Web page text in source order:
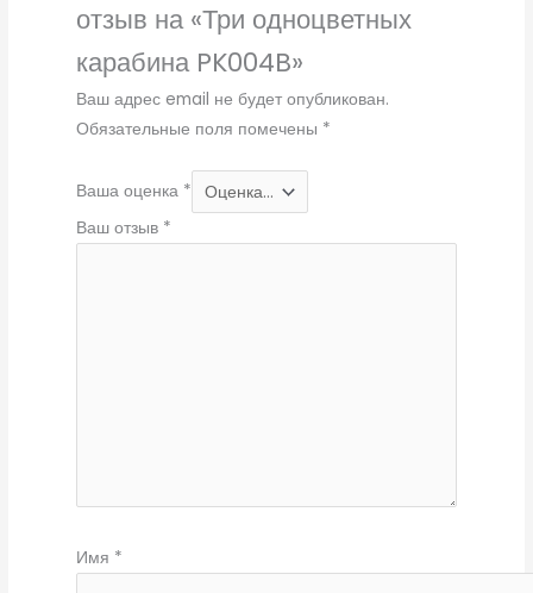
отзыв на «Три одноцветных
карабина PK004B»
Ваш адрес email не будет опубликован.
Обязательные поля помечены *
Ваша оценка *
Ваш отзыв *
Имя *